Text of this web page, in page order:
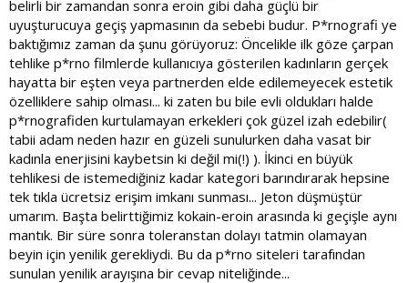
belirli bir zamandan sonra eroin gibi daha güçlü bir
uyuşturucuya geçiş yapmasının da sebebi budur. P*rnografi ye
baktığımız zaman da şunu görüyoruz: Öncelikle ilk göze çarpan
tehlike p*rno filmlerde kullanıcıya gösterilen kadınların gerçek
hayatta bir eşten veya partnerden elde edilemeyecek estetik
özelliklere sahip olması... ki zaten bu bile evli oldukları halde
p*rnografiden kurtulamayan erkekleri çok güzel izah edebilir(
tabii adam neden hazır en güzeli sunulurken daha vasat bir
kadınla enerjisini kaybetsin ki değil mi(!) ). İkinci en büyük
tehlikesi de istemediğiniz kadar kategori barındırarak hepsine
tek tıkla ücretsiz erişim imkanı sunması... Jeton düşmüştür
umarım. Başta belirttiğimiz kokain-eroin arasında ki geçişle aynı
mantık. Bir süre sonra toleranstan dolayı tatmin olamayan
beyin için yenilik gerekliydi. Bu da p*rno siteleri tarafından
sunulan yenilik arayışına bir cevap niteliğinde...